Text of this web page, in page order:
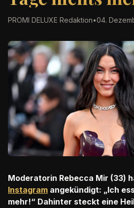
PROMI DELUXE Redaktion•04.
Moderatorin Rebecca Mir (33)
Instagram angekündigt: „Ich
mehr!“ Dahinter steckt eine